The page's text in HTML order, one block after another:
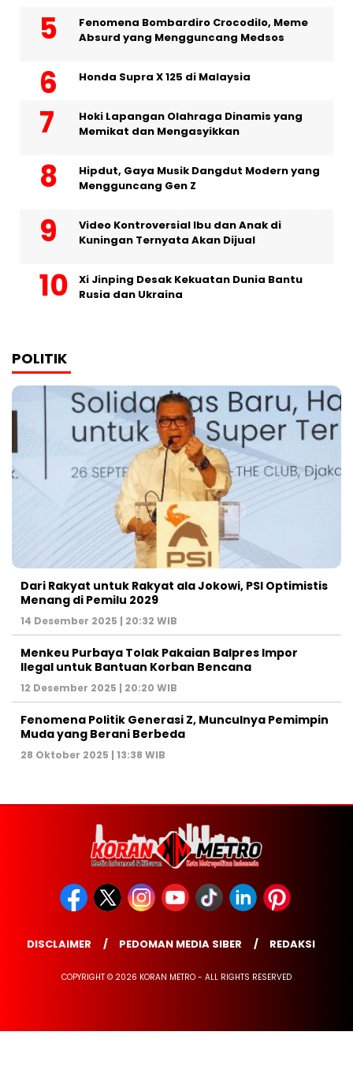
Fenomena Bombardiro Crocodilo, Meme
Absurd yang Mengguncang Medsos
Honda Supra X 125 di Malaysia
Hoki Lapangan Olahraga Dinamis yang
Memikat dan Mengasyikkan
Hipdut, Gaya Musik Dangdut Modern yang
Mengguncang Gen Z
Video Kontroversial Ibu dan Anak di
Kuningan Ternyata Akan Dijual
Xi Jinping Desak Kekuatan Dunia Bantu
Rusia dan Ukraina
POLITIK
Dari Rakyat untuk Rakyat ala Jokowi, PSI Optimistis
Menang di Pemilu 2029
14 Desember 2025 | 20:32 WIB
Menkeu Purbaya Tolak Pakaian Balpres Impor
Ilegal untuk Bantuan Korban Bencana
12 Desember 2025 | 20:20 WIB
Fenomena Politik Generasi Z, Munculnya Pemimpin
Muda yang Berani Berbeda
28 Oktober 2025 | 13:38 WIB
DISCLAIMER PEDOMAN MEDIA SIBER REDAKSI
COPYRIGHT © 2026 KORAN METRO - ALL RIGHTS RESERVED